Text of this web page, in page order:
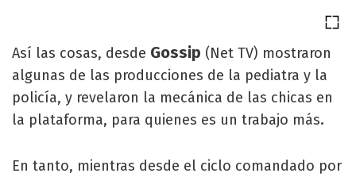
Así las cosas, desde Gossip (Net TV) mostraron
algunas de las producciones de la pediatra y la
policía, y revelaron la mecánica de las chicas en
la plataforma, para quienes es un trabajo más.
En tanto, mientras desde el ciclo comandado por